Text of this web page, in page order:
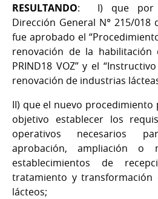
RESULTANDO: I) que por
Dirección General N° 215/
fue aprobado el
renovación de la habilitación
PRIND18 VOZ” y el
renovación de industrias
II) que el nuevo
objetivo establecer los
operativos necesarios
aprobación, ampliación o
establecimientos de
tratamiento y transformación
lácteos;